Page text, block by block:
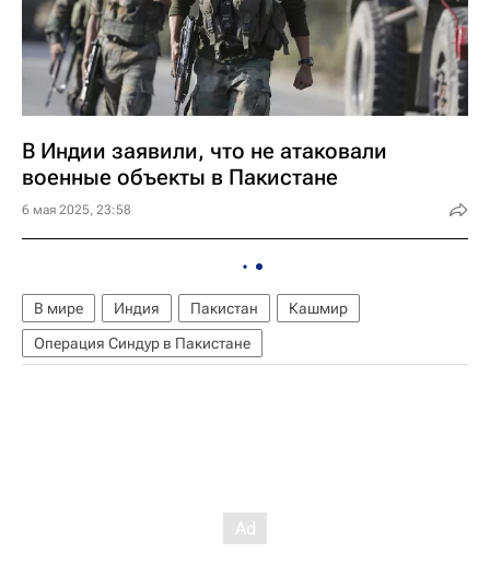
В Индии заявили, что не атаковали
военные объекты в Пакистане
6 мая 2025, 23:58
В мире Индия Пакистан
Кашмир
Операция Синдур в Пакистане